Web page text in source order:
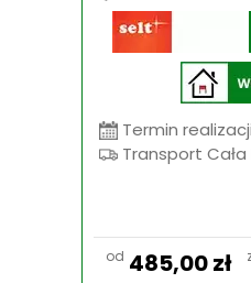
Termin
Transport Cała
od 485,00zł